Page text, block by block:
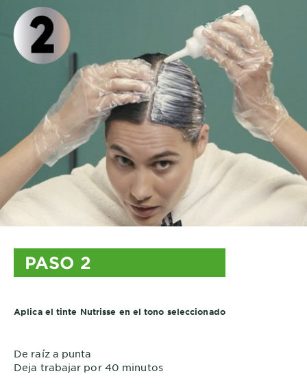
PASO 2
Aplica el tinte Nutrisse en el tono seleccionado
De raíz a punta
Deja trabajar por 40 minutos